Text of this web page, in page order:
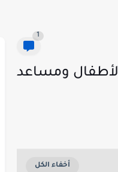
1
ومساعد